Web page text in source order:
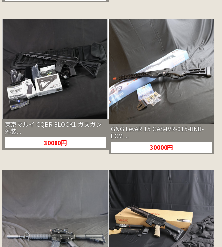
東京マルイ CQBR BLOCK1 ガスガン
外装...
30000円
G&G LevAR 15 GAS-LVR-015-BNB-
ECM ...
30000円